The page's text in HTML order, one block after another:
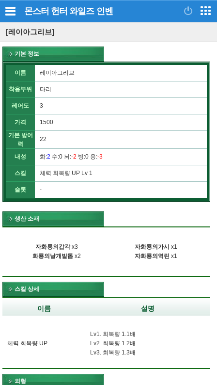
몬스터 헌터 와일즈 인벤
[레이아그리브]
기본 정보
이름 레이아그리브
착용부위 다리
레어도 3
가격
1500
기본 방어
력
22
내성 화:2 수:0 뇌 :-2 빙:0 용:-3
스킬 체력 회복량 UP Lv 1
슬롯 -
생산 소재
자화룡의갑각x3 자화룡의가시 x1
화룡의날개발톱 x2 자화룡의역린 x1
스킬 상세
이름 설명
체력 회복량 UP
Lv1. 회복량 1.1배
Lv2. 회복량 1.2배
Lv3. 회복량 1.3배
외형